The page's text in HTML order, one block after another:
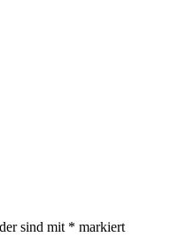
sind mit * markiert